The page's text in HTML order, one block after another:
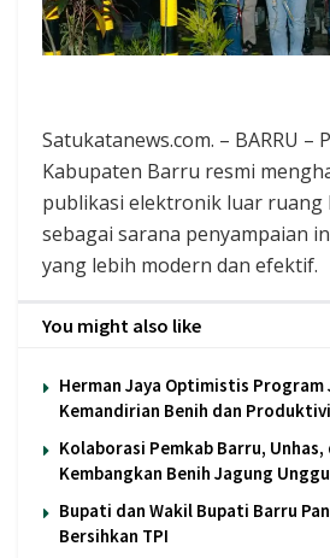
Satukatanews.com. – BARRU –
Kabupaten Barru resmi
publikasi elektronik luar ruang
sebagai sarana penyampaian
yang lebih modern dan efektif.
You might also like
Herman Jaya Optimistis Program
Kemandirian Benih dan
Kolaborasi Pemkab Barru, Unhas,
Kembangkan Benih Jagung
Bupati dan Wakil Bupati Barru
Bersihkan TPI